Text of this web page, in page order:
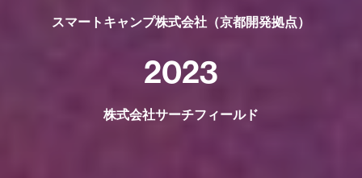
スマートキャンプ株式会社（京都開発拠点）
2023
株式会社サーチフィールド